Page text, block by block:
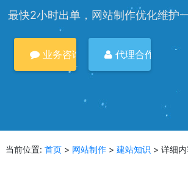
最快2小时出单，网站制作优化维护
业务咨询 代理合作
当前位置: 首页> 网站制作> 建站知识 > 详细内